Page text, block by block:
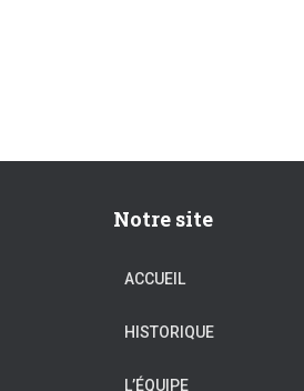
Notre site
ACCUEIL
HISTORIQUE
L’ÉQUIPE